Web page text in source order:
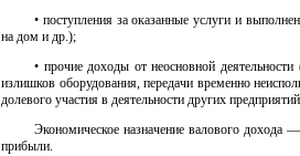
• поступления за оказанные услуги и
на дом и др.);
• прочие доходы от неосновной
излишков оборудования, передачи временно
долевого участия в деятельности других
Экономическое назначение валового дохода
прибыли.